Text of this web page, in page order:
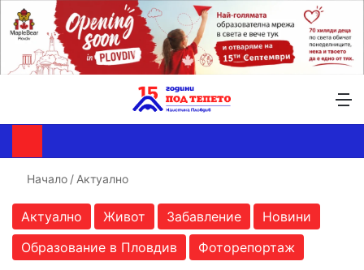
Начало / Актуално
Актуално Живот Забавление
Новини
Образование в Пловдив
Фоторепортаж